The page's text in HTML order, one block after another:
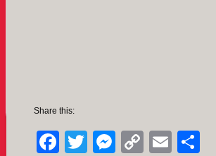
Share this:
Facebook
TwitterMessenger
CopyEmail